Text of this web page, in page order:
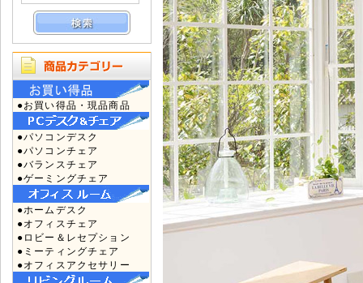
●お買い得品・現品商品
●パソコンデスク
●パソコンチェア
●バランスチェア
●ゲーミングチェア
●ホームデスク
●オフィスチェア
●ロビー＆レセプション
●ミーティングチェア
●オフィスアクセサリー